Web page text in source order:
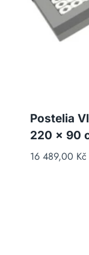
Postelia
220 x 90
16 489,00 Kč